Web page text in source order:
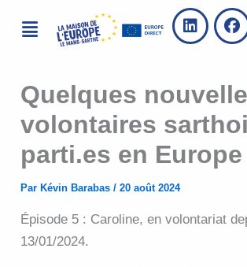
Menu
Quelques
volontaires
parti.es en Europe
Par Kévin Barabas/20 août 2024
Épisode 5 : Caroline, en volontariat
13/01/2024.